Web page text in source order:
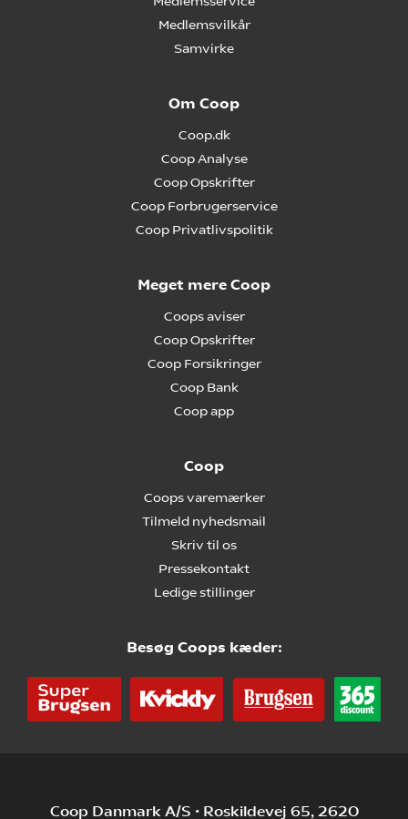
Medlemsvilkår
Samvirke
Om Coop
Coop.dk
Coop Analyse
Coop Opskrifter
Coop Forbrugerservice
Coop Privatlivspolitik
Meget mere Coop
Coops aviser
Coop Opskrifter
Coop Forsikringer
Coop Bank
Coop app
Coop
Coops varemærker
Tilmeld nyhedsmail
Skriv til os
Pressekontakt
Ledige stillinger
Besøg Coops kæder:
Coop Danmark A/S • Roskildevej 65, 2620